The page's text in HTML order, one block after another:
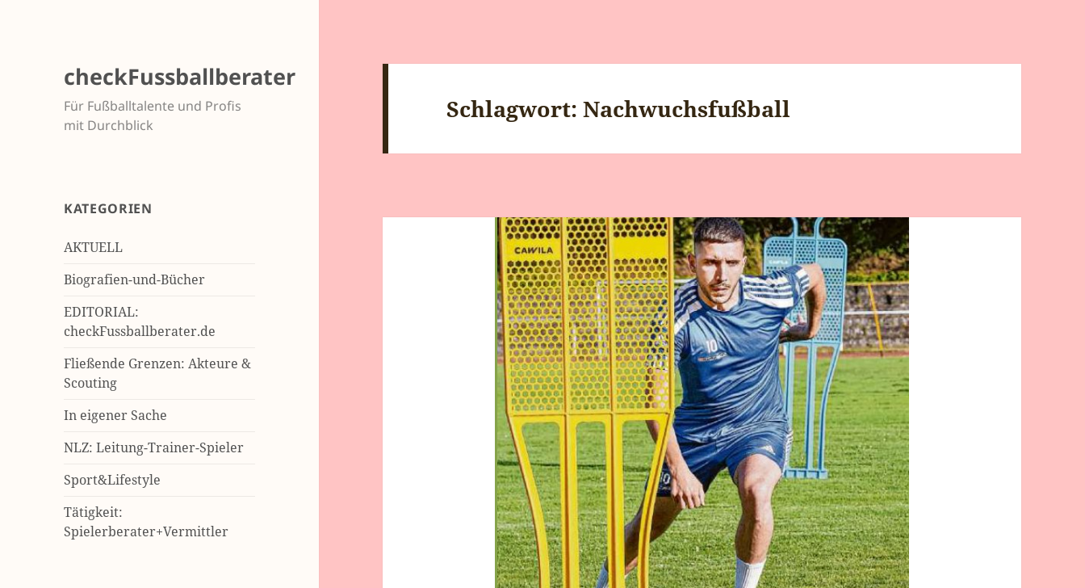
checkFussballberater
Für Fußballtalente und Profis
mit Durchblick
KATEGORIEN
AKTUELL
Biografien-und-Bücher
EDITORIAL:
checkFussballberater.de
Fließende Grenzen: Akteure &
Scouting
In eigener Sache
NLZ: Leitung-Trainer-Spieler
Sport&Lifestyle
Tätigkeit:
Spielerberater+Vermittler
Schlagwort:Nachwuchsfußball